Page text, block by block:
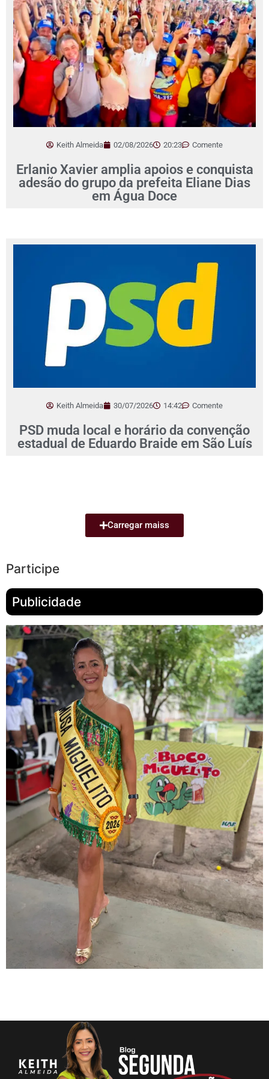
Keith Almeida 02/08/2026 20:23 Comente
Erlanio Xavier amplia apoios e conquista
adesão do grupo da prefeita Eliane Dias
em Água Doce
Keith Almeida 30/07/2026 14:42 Comente
PSD muda local e horário da convenção
estadual de Eduardo Braide em São Luís
Carregar maiss
Participe
Publicidade